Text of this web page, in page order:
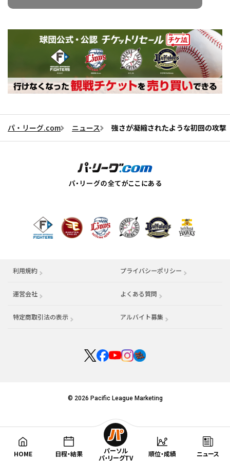
パ・リーグ.com ニュース 強さが凝縮されたような初回の攻
利用規約 プライバシーポリシー
運営会社 （別ウィンドウで開く） よくある質問
特定商取引法の表示 アルバイト募集 （別ウィンドウで開く
© 2026 Pacific League Marketing
HOME 日程・結果
パーソル
パ・リーグTV
順位・成績 ニュース